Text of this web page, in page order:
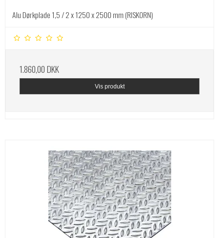
Alu Dørkplade 1,5 / 2 x 1250 x 2500 mm (RISKORN)
1.860,00 DKK
Vis produkt